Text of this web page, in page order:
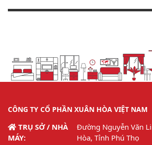
CÔNG TY CỔ PHẦN XUÂN HÒA VIỆT NAM
TRỤ SỞ / NHÀ
MÁY:
Đường Nguyễn Văn
Hòa, Tỉnh Phú Thọ